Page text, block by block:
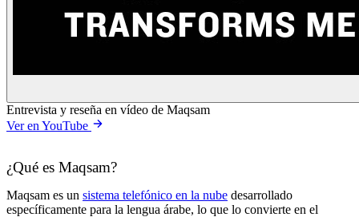
Entrevista y reseña en vídeo de Maqsam
Ver en YouTube
¿Qué es Maqsam?
Maqsam es un sistema telefónico en la nube desarrollado
específicamente para la lengua árabe, lo que lo convierte en el